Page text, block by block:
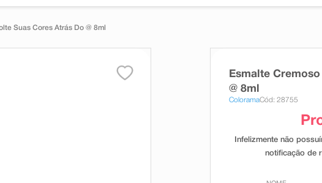
Suas Cores Atrás Do @ 8ml
Esmalte
@ 8ml
ColoramaCód: 28755